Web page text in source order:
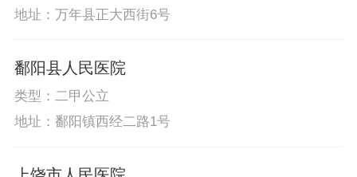
地址：万年县正大西街6号
鄱阳县人民医院
类型：二甲公立
地址：鄱阳镇西经二路1号